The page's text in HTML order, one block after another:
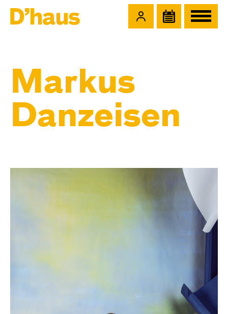
Markus
Danzeisen